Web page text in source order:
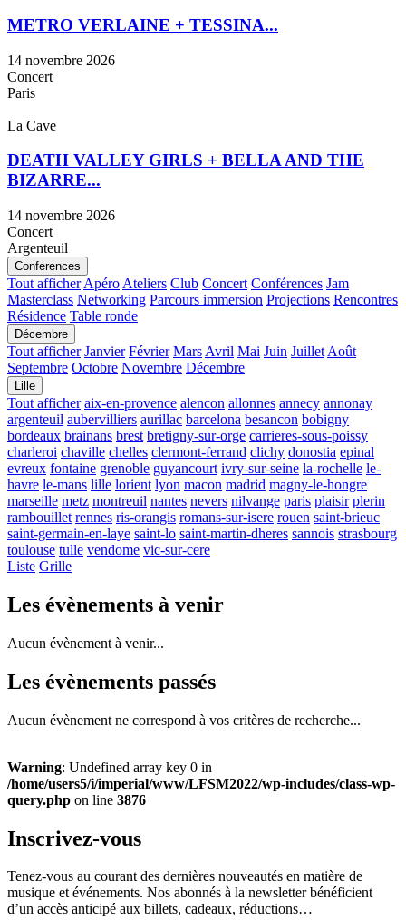
METRO VERLAINE + TESSINA...
14 novembre 2026
Concert
Paris
La Cave
DEATH VALLEY GIRLS + BELLA AND THE
BIZARRE...
14 novembre 2026
Concert
Argenteuil
Conferences
Tout afficher Apéro Ateliers Club Concert Conférences Jam
Masterclass Networking Parcours immersion Projections Rencontres
Résidence Table ronde
Décembre
Tout afficher Janvier Février Mars Avril Mai Juin Juillet Août
Septembre Octobre Novembre Décembre
Lille
Tout afficher aix-en-provence alencon allonnes annecy annonay
argenteuil aubervilliers aurillac barcelona besancon bobigny
bordeaux brainans brest bretigny-sur-orge carrieres-sous-poissy
charleroi chaville chelles clermont-ferrand clichy donostia epinal
evreux fontaine grenoble guyancourt ivry-sur-seine la-rochelle le-
havre le-mans lille lorient lyon macon madrid magny-le-hongre
marseille metz montreuil nantes nevers nilvange paris plaisir plerin
rambouillet rennes ris-orangis romans-sur-isere rouen saint-brieuc
saint-germain-en-laye saint-lo saint-martin-dheres sannois strasbourg
toulouse tulle vendome vic-sur-cere
Liste Grille
Les évènements à venir
Aucun évènement à venir...
Les évènements passés
Aucun évènement ne correspond à vos critères de recherche...
Warning: Undefined array key 0 in
/home/users5/i/imperial/www/LFSM2022/wp-includes/class-wp-
query.php on line 3876
Inscrivez-vous
Tenez-vous au courant des dernières nouveautés en matière de
musique et événements. Nos abonnés à la newsletter bénéficient
d’un accès anticipé aux billets, cadeaux, réductions…